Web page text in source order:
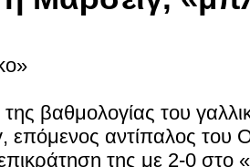
βαθμολογίας του
επόμενος αντίπαλος του
της με 2-0 στο